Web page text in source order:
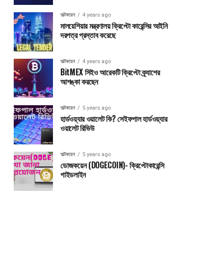
অল্টকয়েন 4 years ago
মালয়েশিয়ার মন্ত্রণালয় ক্রিপ্টো কারেন্সির আইনি
দরপত্র প্রস্তাব করেছে
অল্টকয়েন 4 years ago
BitMEX সিইও আরেকটি ক্রিপ্টো ক্র্যাশের
আশঙ্কা করছেন
অল্টকয়েন 5 years ago
হার্ডওয়্যার ওয়ালেট কি? সেইফপাল হার্ডওয়্যার
ওয়ালেট রিভিউ
অল্টকয়েন 5 years ago
ডোজকয়েন (DOGECOIN)- ক্রিপ্টোকারেন্সি
গাইডলাইন